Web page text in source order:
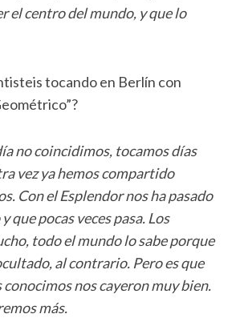
el centro del mundo, y que lo
tocando en Berlín con
no coincidimos, tocamos días
vez ya hemos compartido
Con el Esplendor nos ha pasado
que pocas veces pasa. Los
todo el mundo lo sabe porque
al contrario. Pero es que
conocimos nos cayeron muy bien.
más.